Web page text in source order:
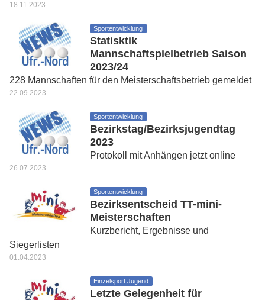
18.11.2023
Sportentwicklung
Statisktik
Mannschaftspielbetrieb Saison
2023/24
228 Mannschaften für den Meisterschaftsbetrieb gemeldet
22.09.2023
Sportentwicklung
Bezirkstag/Bezirksjugendtag
2023
Protokoll mit Anhängen jetzt online
26.07.2023
Sportentwicklung
Bezirksentscheid TT-mini-
Meisterschaften
Kurzbericht, Ergebnisse und
Siegerlisten
01.04.2023
Einzelsport Jugend
Letzte Gelegenheit für